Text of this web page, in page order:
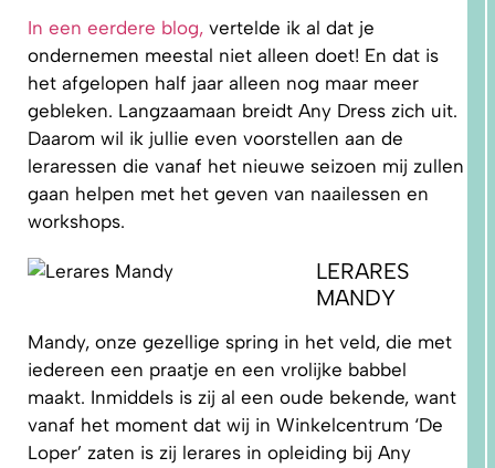
In een eerdere blog, vertelde ik al dat je
ondernemen meestal niet alleen doet! En dat is
het afgelopen half jaar alleen nog maar meer
gebleken. Langzaamaan breidt Any Dress zich uit.
Daarom wil ik jullie even voorstellen aan de
leraressen die vanaf het nieuwe seizoen mij zullen
gaan helpen met het geven van naailessen en
workshops.
LERARES
MANDY
Mandy, onze gezellige spring in het veld, die met
iedereen een praatje en een vrolijke babbel
maakt. Inmiddels is zij al een oude bekende, want
vanaf het moment dat wij in Winkelcentrum ‘De
Loper’ zaten is zij lerares in opleiding bij Any
1.
WAAROM
PAST
NIKS
DAT LIGT
NIET AAN
JOU!